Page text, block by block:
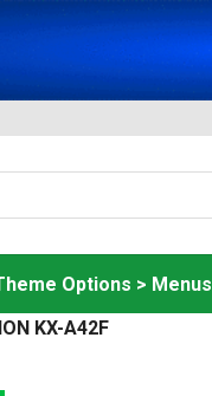
Options > Menus
KX-A42F